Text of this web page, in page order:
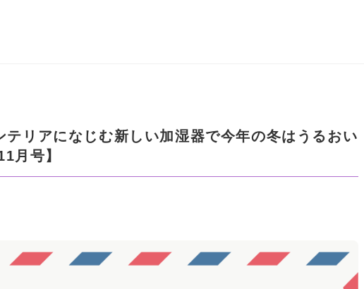
リアになじむ新しい加湿器で今年の冬はうるおい
月号】